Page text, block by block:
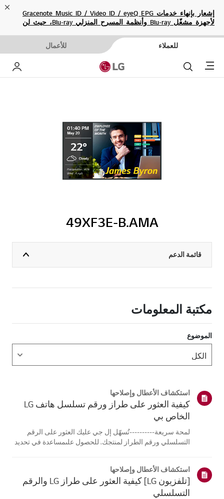
إشعار بإنهاء خدمات Gracenote Music ID / Video ID / eyeQ EPG
لأجهزة مشغّل Blu-ray وأنظمة المسرح المنزلي Blu-ray، حيث لن
للعملاء للأعمال
Menu بحث
49XF3E-B.AMA
قائمة الدعم
مكتبة المعلومات
الموضوع
استكشاف الأعطال وإصلاحها
كيفية العثور على طراز ورقم تسلسل هاتف LG
الخاص بي
لمحة سريعة----------تُسهّل إل جي عليك العثور على الرقم
التسلسلي ورقم الطراز لمنتجك. للحصول علىمساعدة في تحديد
تختلف الصور أو ا...
استكشاف الأعطال وإصلاحها
[تلفزيون LG] كيفية العثور على طراز LG والرقم
التسلسلي